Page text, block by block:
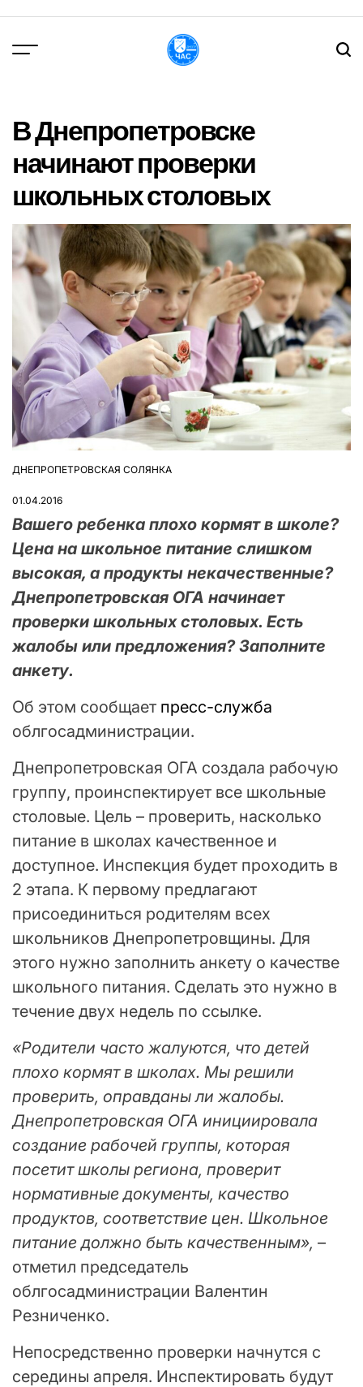
вмісту
В Днепропетровске
начинают проверки
школьных столовых
ОПУБЛІКУВАТИ
ДНЕПРОПЕТРОВСКАЯ СОЛЯНКА
01.04.2016
Вашего ребенка плохо кормят в школе?
Цена на школьное питание слишком
высокая, а продукты некачественные?
Днепропетровская ОГА начинает
проверки школьных столовых. Есть
жалобы или предложения? Заполните
анкету.
Об этом сообщает пресс-служба
облгосадминистрации.
Днепропетровская ОГА создала рабочую
группу, проинспектирует все школьные
столовые. Цель – проверить, насколько
питание в школах качественное и
доступное. Инспекция будет проходить в
2 этапа. К первому предлагают
присоединиться родителям всех
школьников Днепропетровщины. Для
этого нужно заполнить анкету о качестве
школьного питания. Сделать это нужно в
течение двух недель по ссылке.
«Родители часто жалуются, что детей
плохо кормят в школах. Мы решили
проверить, оправданы ли жалобы.
Днепропетровская ОГА инициировала
создание рабочей группы, которая
посетит школы региона, проверит
нормативные документы, качество
продуктов, соответствие цен. Школьное
питание должно быть качественным», –
отметил председатель
облгосадминистрации Валентин
Резниченко.
Непосредственно проверки начнутся с
середины апреля. Инспектировать будут